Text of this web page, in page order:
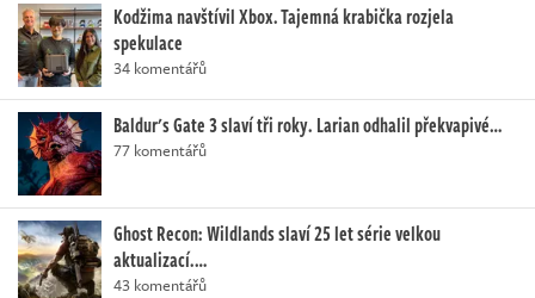
Kodžima navštívil Xbox. Tajemná krabička rozjela
spekulace
34 komentářů
Baldur's Gate 3 slaví tři roky. Larian odhalil překvapivé…
77 komentářů
Ghost Recon: Wildlands slaví 25 let série velkou
aktualizací.…
43 komentářů